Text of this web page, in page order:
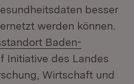
besser
werden können.
Baden-
Fenster)
Initiative des Landes
Wirtschaft und